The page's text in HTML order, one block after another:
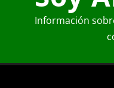
Información